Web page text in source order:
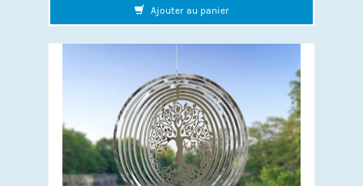
Ajouter au panier